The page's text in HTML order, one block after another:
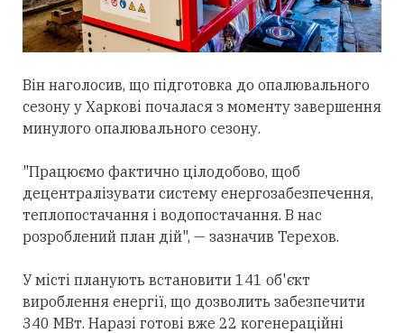
Він наголосив, що підготовка до опалювального
сезону у Харкові почалася з моменту завершення
минулого опалювального сезону.
"Працюємо фактично цілодобово, щоб
децентралізувати систему енергозабезпечення,
теплопостачання і водопостачання. В нас
розроблений план дій", — зазначив Терехов.
У місті планують встановити 141 об'єкт
вироблення енергії, що дозволить забезпечити
340 МВт. Наразі готові вже 22 когенераційні